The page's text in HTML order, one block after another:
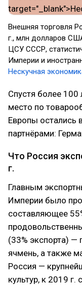
Внешняя торговля
г., млн долларов
ЦСУ СССР,
Империи и
Нескучная
Спустя более 100
место по
Европы
партнёрами:
Что Россия
г.
Главным
Империи было
составляющее
(33% экспорта) —
ячмень, а также
Россия —
культур, к 2019 г.